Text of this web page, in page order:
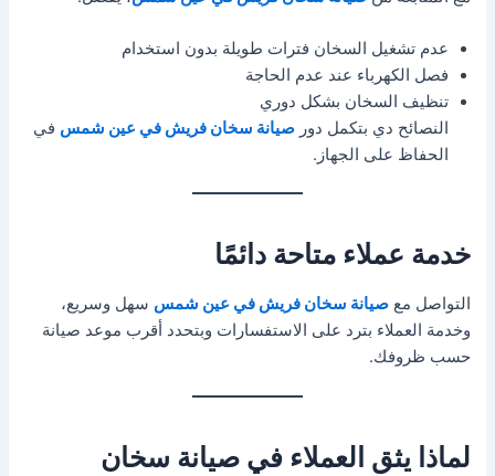
عدم تشغيل السخان فترات طويلة بدون استخدام
فصل الكهرباء عند عدم الحاجة
تنظيف السخان بشكل دوري
النصائح دي بتكمل دورصيانة سخان فريش في عين شمس في
الحفاظ على الجهاز.
خدمة عملاء متاحة دائمًا
التواصل معصيانة سخان فريش في عين شمس سهل وسريع،
وخدمة العملاء بترد على الاستفسارات وبتحدد أقرب موعد صيانة
حسب ظروفك.
لماذا يثق العملاء في صيانة سخان